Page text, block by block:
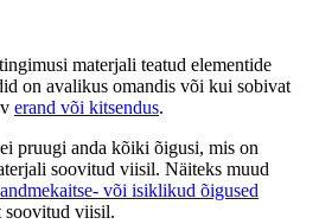
materjali teatud elementide
on avalikus omandis või kui sobivat
erand või kitsendus.
pruugi anda kõiki õigusi, mis on
soovitud viisil. Näiteks muud
või isiklikud õigused
soovitud viisil.